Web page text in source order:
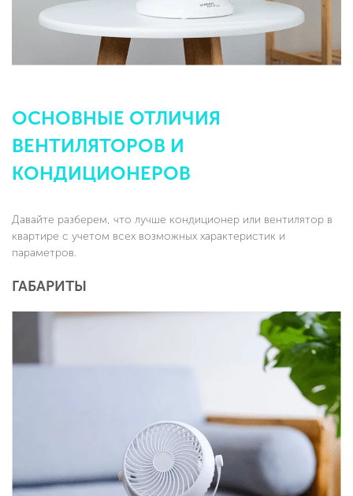
ОСНОВНЫЕ ОТЛИЧИЯ
ВЕНТИЛЯТОРОВ И
КОНДИЦИОНЕРОВ
Давайте разберем, что лучше кондиционер или вентилятор в
квартире с учетом всех возможных характеристик и
параметров.
ГАБАРИТЫ